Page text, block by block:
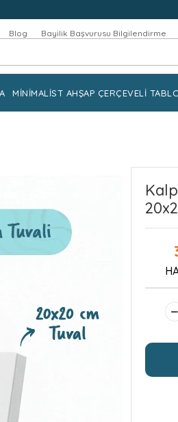
Blog Bayilik Başvurusu Bilgilendirme
MİNİMALİST AHŞAP ÇERÇEVELİ